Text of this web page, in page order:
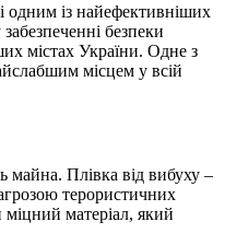
одним із найефективніших
безпеки
містах України. Одне з
місцем у всій
майна. Плівка від вибуху –
терористичних
міцний матеріал, який